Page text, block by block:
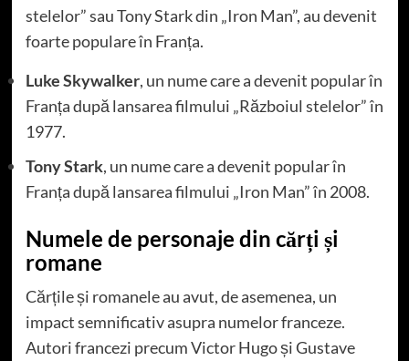
stelelor” sau Tony Stark din „Iron Man”, au devenit
foarte populare în Franța.
Luke Skywalker, un nume care a devenit popular în
Franța după lansarea filmului „Războiul stelelor” în
1977.
Tony Stark, un nume care a devenit popular în
Franța după lansarea filmului „Iron Man” în 2008.
Numele de personaje din cărți și
romane
Cărțile și romanele au avut, de asemenea, un
impact semnificativ asupra numelor franceze.
Autori francezi precum Victor Hugo și Gustave